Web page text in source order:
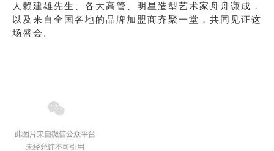
人赖建雄先生、各大高管、明星造型艺术家舟舟谦成，
以及来自全国各地的品牌加盟商齐聚一堂，共同见证这
场盛会。